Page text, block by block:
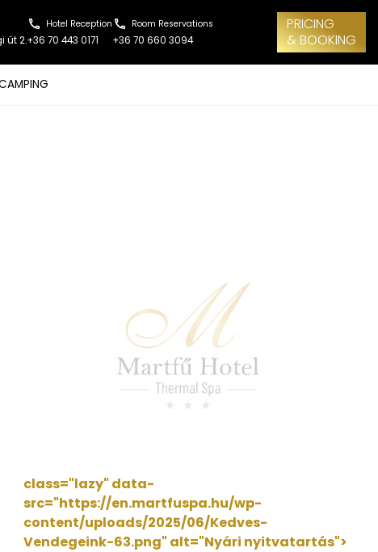
út 2.
Hotel Reception
+36 70 443 0171
Room Reservations
+36 70 660 3094
PRICING
& BOOKING
class="lazy" data-
src="https://en.martfuspa.hu/wp-
content/uploads/2025/06/Kedves-
Vendegeink-63.png" alt="Nyári nyitvatartás">